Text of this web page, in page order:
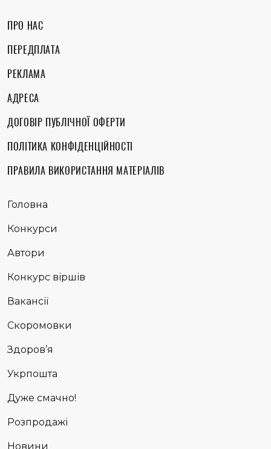
ПРО НАС
ПЕРЕДПЛАТА
РЕКЛАМА
АДРЕСА
ДОГОВІР ПУБЛІЧНОЇ ОФЕРТИ
ПОЛІТИКА КОНФІДЕНЦІЙНОСТІ
ПРАВИЛА ВИКОРИСТАННЯ МАТЕРІАЛІВ
Головна
Конкурси
Автори
Конкурс віршів
Вакансії
Скоромовки
Здоров’я
Укрпошта
Дуже смачно!
Розпродажі
Новини